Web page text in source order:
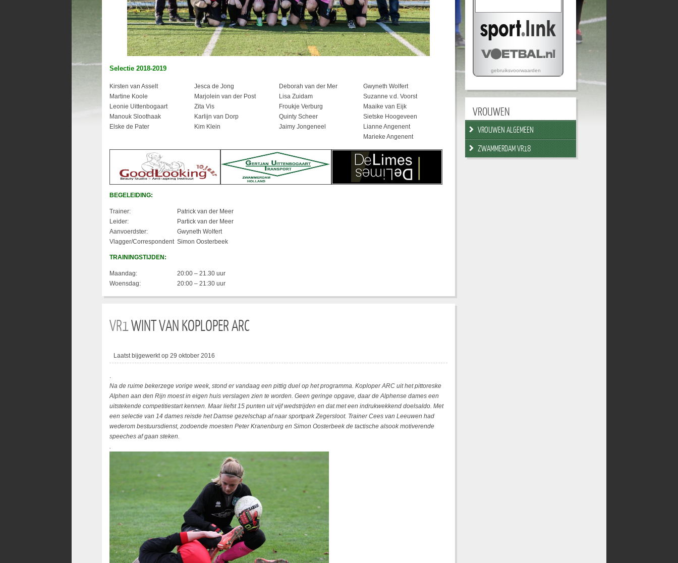
Selectie 2018-2019
Kirsten van Asselt Jesca de Jong Deborah van der Mer
Gwyneth Wolfert
Martine Koole
Marjolein van der Post Lisa Zuidam
Suzanne v.d. Voorst
Leonie Uittenbogaart
Zita Vis Froukje Verburg
Maaike van Eijk
Manouk Sloothaak
Karlijn van Dorp Quinty Scheer
Sietske Hoogeveen
Elske de Pater
Kim Klein Jaimy Jongeneel
Lianne Angenent
Marieke Angenent
BEGELEIDING:
Trainer:
Patrick van der Meer
Leider:
Partick van der Meer
Aanvoerdster:
Gwyneth Wolfert
Vlagger/Correspondent Simon Oosterbeek
TRAININGSTIJDEN:
Maandag:
20:00 – 21.30 uur
Woensdag:
20:00 – 21:30 uur
VR1 WINT VAN KOPLOPER ARC
Laatst bijgewerkt op 29 oktober 2016
.
Na de ruime bekerzege vorige week, stond er vandaag een pittig duel op het programma. Koploper ARC uit het pittoreske
Alphen aan den Rijn moest in eigen huis verslagen zien te worden. Geen geringe opgave, daar de Alphense dames een
uitstekende competitiestart kennen. Maar liefst 15 punten uit vijf wedstrijden en dat met een indrukwekkend doelsaldo. Met
een selectie van 14 dames reisde het Damse gezelschap af naar sportpark Zegersloot. Trainer Cees van Leeuwen had
wederom bestuursdienst, zodoende moesten Peter Kranenburg en Simon Oosterbeek de tactische alsook motiverende
speeches af gaan steken.
.
VROUWEN
VROUWEN ALGEMEEN
ZWAMMERDAM VR18